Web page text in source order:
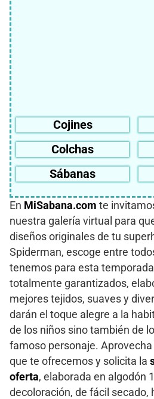
Cojines
Colchas
Sábanas
En MiSabana.com te
nuestra galería virtual para
diseños originales de tu
Spiderman, escoge entre
tenemos para esta
totalmente garantizados,
mejores tejidos, suaves y
darán el toque alegre a la
de los niños sino también de
famoso personaje. Aprovecha
que te ofrecemos y solicita la
oferta, elaborada en algodón
decoloración, de fácil secado,